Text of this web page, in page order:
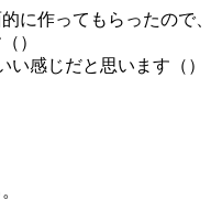
に作ってもらったので、
）
い感じだと思います（）